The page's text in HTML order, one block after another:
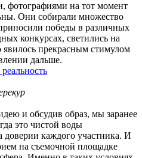
фотографиями на тот момент
Они собирали множество
победы в различных
конкурсах, светились на
явилось прекрасным стимулом
дальше.
и обсудив образ, мы заранее
это чистой воды
доверии каждого участника. И
на съемочной площадке